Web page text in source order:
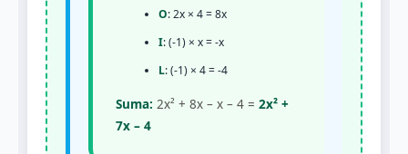
O: 2x × 4 = 8x
I: (-1) × x = -x
L: (-1) × 4 = -4
Suma: 2x² + 8x – x – 4 = 2x² +
7x – 4